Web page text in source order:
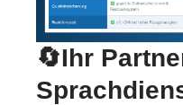
🔄Ihr